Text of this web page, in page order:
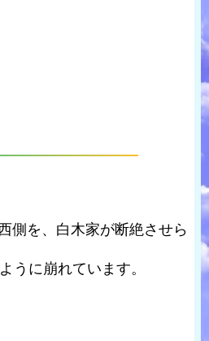
側を、白木家が断絶させら
うに崩れています。